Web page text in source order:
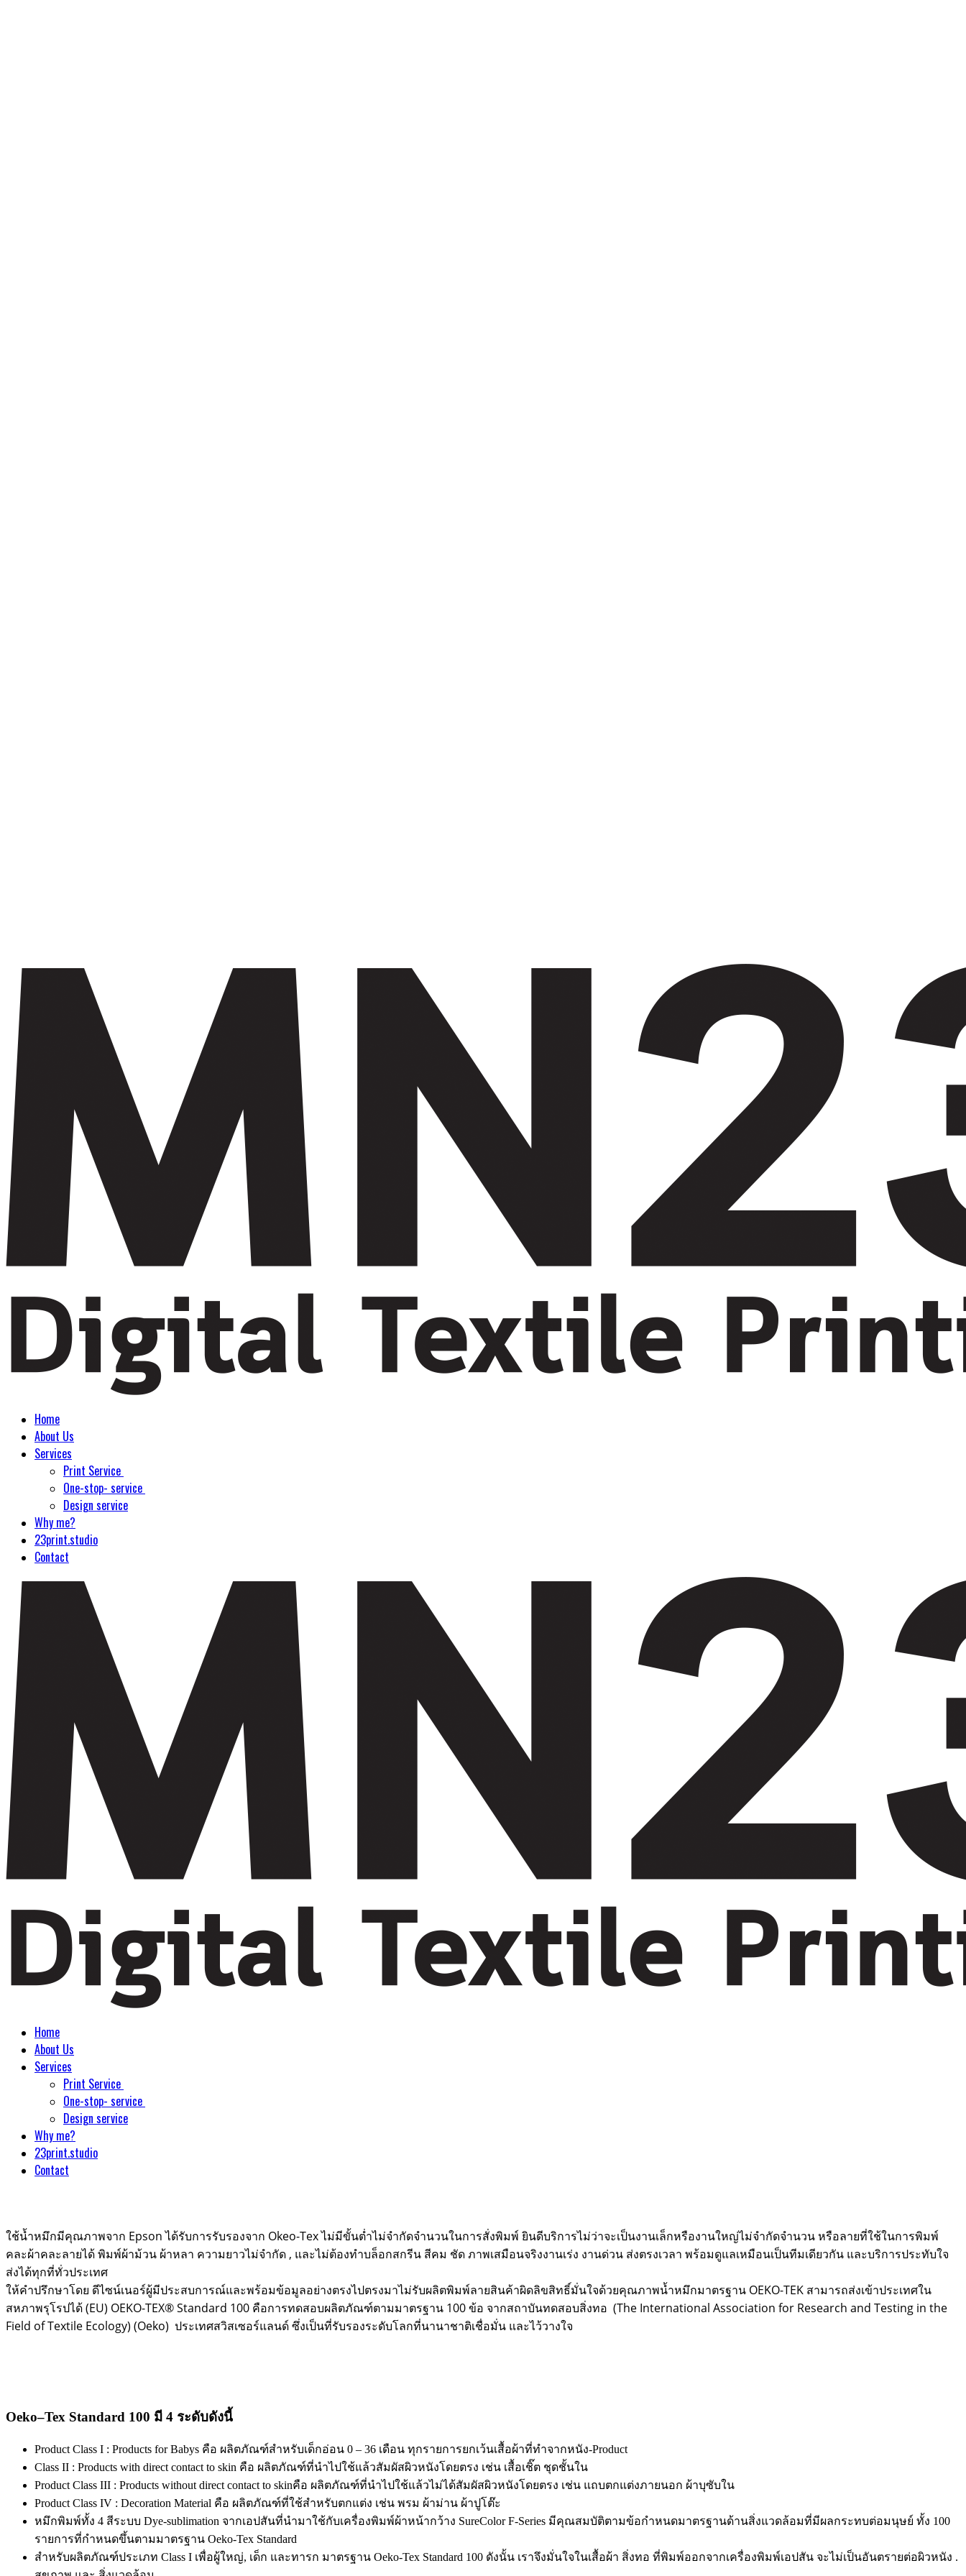
Home
About Us
Services
Print Service
One-stop- service
Design service
Why me?
23print.studio
Contact
Home
About Us
Services
Print Service
One-stop- service
Design service
Why me?
23print.studio
Contact
ใช้น้ำหมึกมีคุณภาพจาก Epson ได้รับการรับรองจาก Okeo-Tex ไม่มีขั้นต่ำไม่จำกัดจำนวนในการสั่งพิมพ์ ยินดีบริการไม่ว่าจะเป็นงานเล็กหรืองานใหญ่ไม่จำกัดจำนวน หรือลายที่ใช้ในการพิมพ์
คละผ้าคละลายได้ พิมพ์ผ้าม้วน ผ้าหลา ความยาวไม่จำกัด , และไม่ต้องทำบล็อกสกรีน สีคม ชัด ภาพเสมือนจริงงานเร่ง งานด่วน ส่งตรงเวลา พร้อมดูแลเหมือนเป็นทีมเดียวกัน และบริการประทับใจ
ส่งได้ทุกที่ทั่วประเทศ
ให้คำปรึกษาโดย ดีไซน์เนอร์ผู้มีประสบการณ์และพร้อมข้อมูลอย่างตรงไปตรงมาไม่รับผลิตพิมพ์ลายสินค้าผิดลิขสิทธิ์มั่นใจด้วยคุณภาพน้ำหมึกมาตรฐาน OEKO-TEK สามารถส่งเข้าประเทศใน
สหภาพรุโรปได้ (EU) OEKO-TEX® Standard 100 คือการทดสอบผลิตภัณฑ์ตามมาตรฐาน 100 ข้อ จากสถาบันทดสอบสิ่งทอ (The International Association for Research and Testing in the
Field of Textile Ecology) (Oeko) ประเทศสวิสเซอร์แลนด์ ซึ่งเป็นที่รับรองระดับโลกที่นานาชาติเชื่อมั่น และไว้วางใจ
Oeko–Tex Standard 100 มี 4 ระดับดังนี้
Product Class I : Products for Babys คือ ผลิตภัณฑ์สำหรับเด็กอ่อน 0 – 36 เดือน ทุกรายการยกเว้นเสื้อผ้าที่ทำจากหนัง-Product
Class II : Products with direct contact to skin คือ ผลิตภัณฑ์ที่นำไปใช้แล้วสัมผัสผิวหนังโดยตรง เช่น เสื้อเชิ๊ต ชุดชั้นใน
Product Class III : Products without direct contact to skinคือ ผลิตภัณฑ์ที่นำไปใช้แล้วไม่ได้สัมผัสผิวหนังโดยตรง เช่น แถบตกแต่งภายนอก ผ้าบุซับใน
Product Class IV : Decoration Material คือ ผลิตภัณฑ์ที่ใช้สำหรับตกแต่ง เช่น พรม ผ้าม่าน ผ้าปูโต๊ะ
หมึกพิมพ์ทั้ง 4 สีระบบ Dye-sublimation จากเอปสันที่นำมาใช้กับเครื่องพิมพ์ผ้าหน้ากว้าง SureColor F-Series มีคุณสมบัติตามข้อกำหนดมาตรฐานด้านสิ่งแวดล้อมที่มีผลกระทบต่อมนุษย์ ทั้ง 100
รายการที่กำหนดขึ้นตามมาตรฐาน Oeko-Tex Standard
สำหรับผลิตภัณฑ์ประเภท Class I เพื่อผู้ใหญ่, เด็ก และทารก มาตรฐาน Oeko-Tex Standard 100 ดังนั้น เราจึงมั่นใจในเสื้อผ้า สิ่งทอ ที่พิมพ์ออกจากเครื่องพิมพ์เอปสัน จะไม่เป็นอันตรายต่อผิวหนัง .